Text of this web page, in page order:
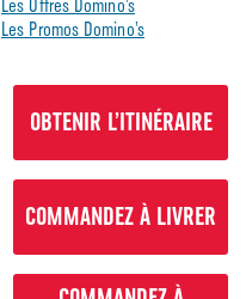
Les Offres Domino’s
Les Promos Domino’s
OBTENIR L’ITINÉRAIRE
COMMANDEZ À LIVRER